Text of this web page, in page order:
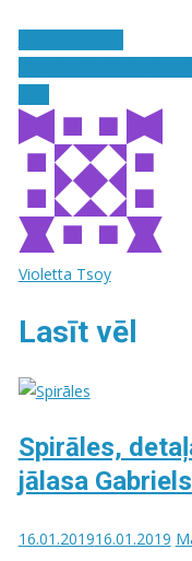
Violetta Tsoy
Lasīt vēl
Spirāles,
jālasa
16.01.201916.01.2019